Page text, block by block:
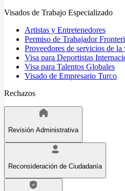
Visados de Trabajo Especializado
Artistas y Entretenedores
Permiso de Trabajador
Proveedores de servicios de la
Visa para Deportistas
Visa para Talentos Globales
Visado de Empresario Turco
Rechazos
Revisión Administrativa
Reconsideración de Ciudadanía